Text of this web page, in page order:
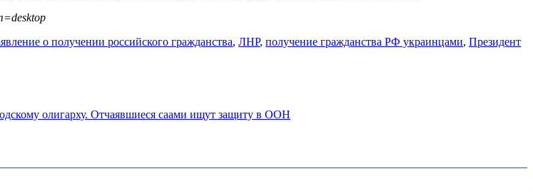
о получении российского гражданства, ЛНР, получение гражданства РФ украинцами, Президент
олигарху. Отчаявшиеся саами ищут защиту в ООН